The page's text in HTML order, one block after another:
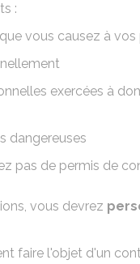
:
vous causez à vos
exercées à
dangereuses
pas de permis de
vous devrez
faire l'objet d'un